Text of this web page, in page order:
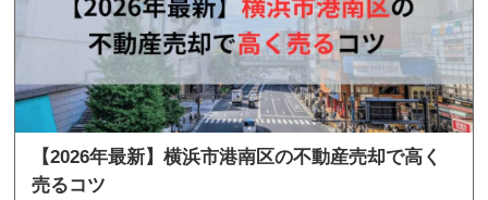
【2026年最新】横浜市港南区の不動産売却で高く
売るコツ